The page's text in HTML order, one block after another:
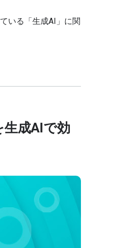
いる「生成AI」に関
成AIで効